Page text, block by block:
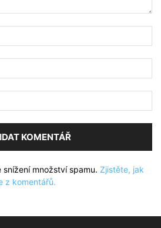
množství spamu. Zjistěte, jak
z komentářů.